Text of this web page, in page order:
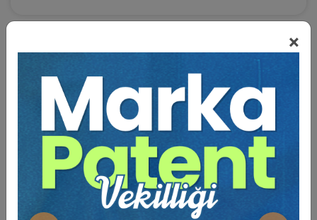
×
BENZER VIDEO EĞITIMLER
Video Eğitim Abonesi Ol: Sadece 5490 TL / Yıllık
Dr. Ögr. Üyesi Kemale ASLAN